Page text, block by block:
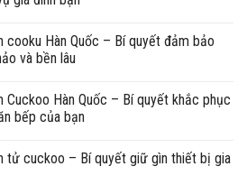
cooku Hàn Quốc – Bí quyết đảm bảo
và bền lâu
Cuckoo Hàn Quốc – Bí quyết khắc phục
bếp của bạn
tử cuckoo – Bí quyết giữ gìn thiết bị gia